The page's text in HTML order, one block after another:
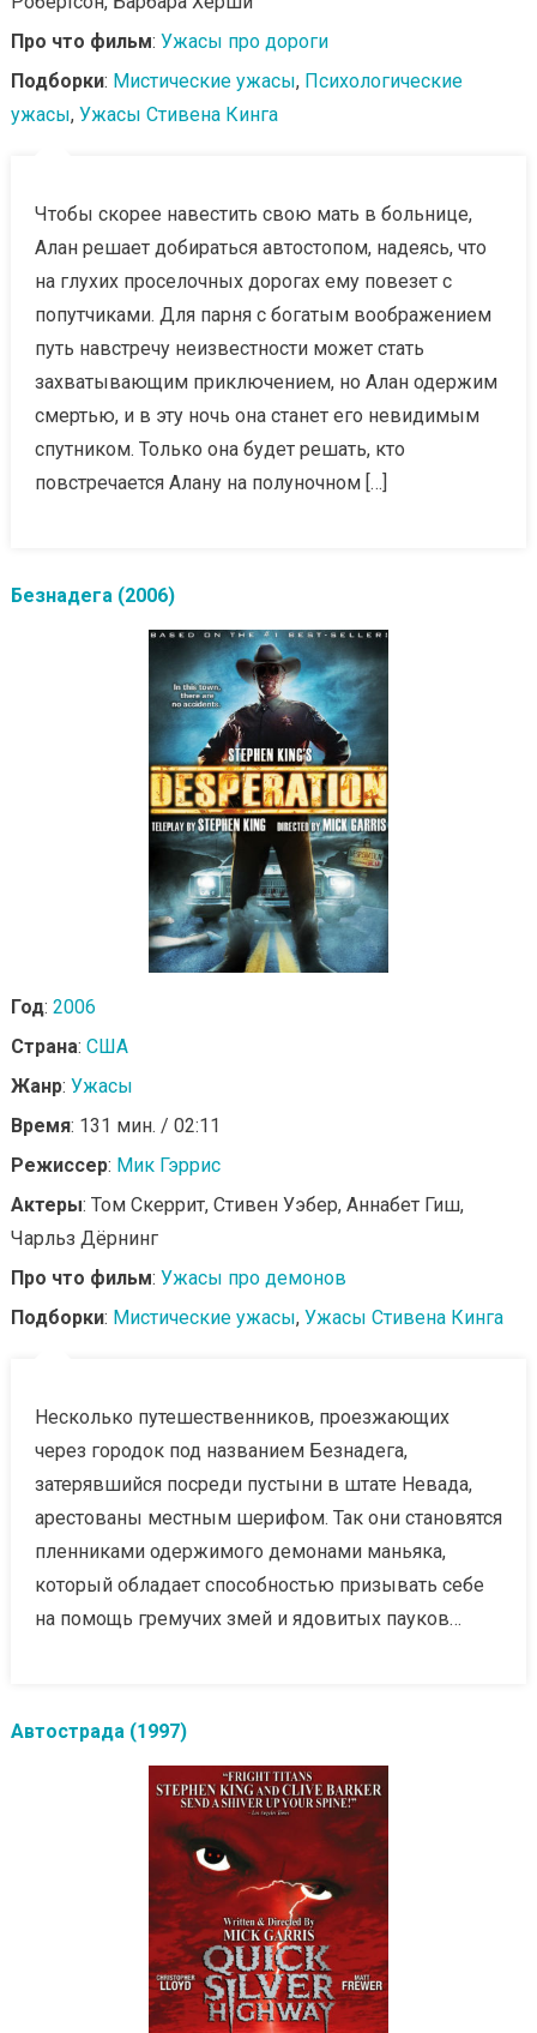
Про что фильм: Ужасы про дороги
Подборки: Мистические ужасы, Психологические
ужасы, Ужасы Стивена Кинга
Чтобы скорее навестить свою мать в больнице,
Алан решает добираться автостопом, надеясь, что
на глухих проселочных дорогах ему повезет с
попутчиками. Для парня с богатым воображением
путь навстречу неизвестности может стать
захватывающим приключением, но Алан одержим
смертью, и в эту ночь она станет его невидимым
спутником. Только она будет решать, кто
повстречается Алану на полуночном […]
Безнадега (2006)
Год: 2006
Страна: США
Жанр: Ужасы
Время: 131 мин. / 02:11
Режиссер: Мик Гэррис
Актеры: Том Скеррит, Стивен Уэбер, Аннабет Гиш,
Чарльз Дёрнинг
Про что фильм: Ужасы про демонов
Подборки: Мистические ужасы, Ужасы Стивена Кинга
Несколько путешественников, проезжающих
через городок под названием Безнадега,
затерявшийся посреди пустыни в штате Невада,
арестованы местным шерифом. Так они становятся
пленниками одержимого демонами маньяка,
который обладает способностью призывать себе
на помощь гремучих змей и ядовитых пауков…
Автострада (1997)